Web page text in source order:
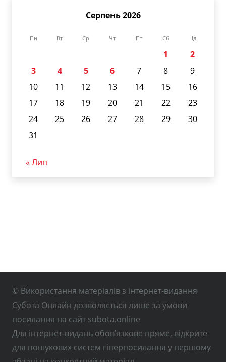
Серпень 2026
Пн Вт Ср Чт Пт Сб Нд
1
2
3
4 5 6 7 8
9
10
11 12 13 14 15
16
17
18 19 20 21 22
23
24
25 26 27 28 29
30
31
« Лип
© Використання матеріалів з інтернет-видання
Субота Онлайн дозволяється лише за умови
посилання на сайт subota.online
Для інтернет-видань обов’язкове пряме, відкрите
для пошукових систем гіперпосилання у першому